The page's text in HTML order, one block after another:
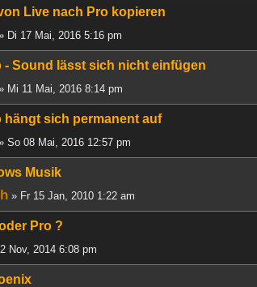
Live nach Pro kopieren
Di 17 Mai, 2016 5:16 pm
- Sound lässt sich nicht einfügen
Mi 11 Mai, 2016 8:14 pm
hängt sich permanent auf
So 08 Mai, 2016 12:57 pm
Musik
» Fr 15 Jan, 2010 1:22 am
Pro ?
Nov, 2014 6:08 pm